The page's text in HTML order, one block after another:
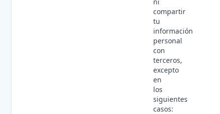
compartir
tu
información
personal
con
terceros,
excepto
en
los
siguientes
casos: